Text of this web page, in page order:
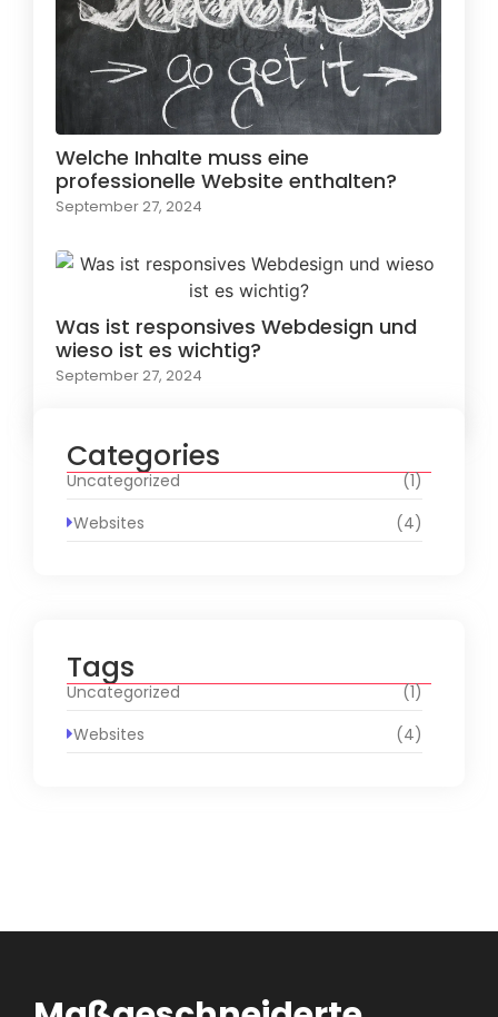
Welche Inhalte muss eine
professionelle Website enthalten?
September 27, 2024
Was ist responsives Webdesign und
wieso ist es wichtig?
September 27, 2024
Categories
Uncategorized
(1)
Websites
(4)
Tags
Uncategorized
(1)
Websites
(4)